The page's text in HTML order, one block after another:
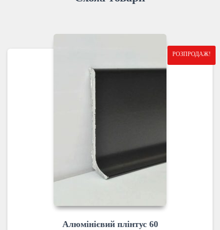
РОЗПРОДАЖ!
Алюмінієвий плінтус 60